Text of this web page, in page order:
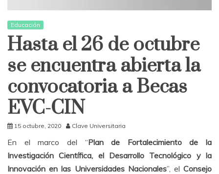
Educación
Hasta el 26 de octubre
se encuentra abierta la
convocatoria a Becas
EVC-CIN
15 octubre, 2020 Clave Universitaria
En el marco del “Plan de Fortalecimiento de la
Investigación Científica, el Desarrollo Tecnológico y la
Innovación en las Universidades Nacionales”, elConsejo